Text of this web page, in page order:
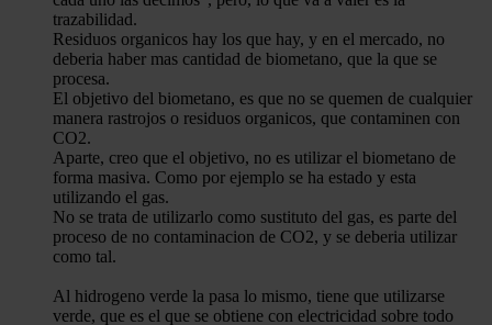
trazabilidad.
Residuos organicos hay los que hay, y en el mercado, no
deberia haber mas cantidad de biometano, que la que se
procesa.
El objetivo del biometano, es que no se quemen de cualquier
manera rastrojos o residuos organicos, que contaminen con
CO2.
Aparte, creo que el objetivo, no es utilizar el biometano de
forma masiva. Como por ejemplo se ha estado y esta
utilizando el gas.
No se trata de utilizarlo como sustituto del gas, es parte del
proceso de no contaminacion de CO2, y se deberia utilizar
como tal.
Al hidrogeno verde la pasa lo mismo, tiene que utilizarse
verde, que es el que se obtiene con electricidad sobre todo